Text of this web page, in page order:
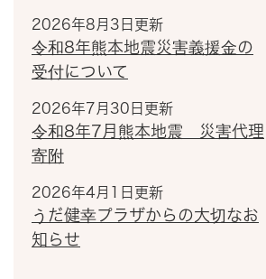
2026年8月3日更新
令和8年熊本地震災害義援金の
受付について
2026年7月30日更新
令和8年7月熊本地震 災害代理
寄附
2026年4月1日更新
うだ健幸プラザからの大切なお
知らせ